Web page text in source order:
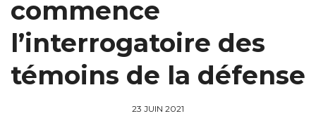
commence
l’interrogatoire des
témoins de la défense
23 JUIN 2021